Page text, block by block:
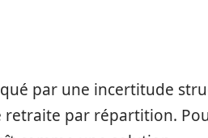
par une incertitude
par répartition.